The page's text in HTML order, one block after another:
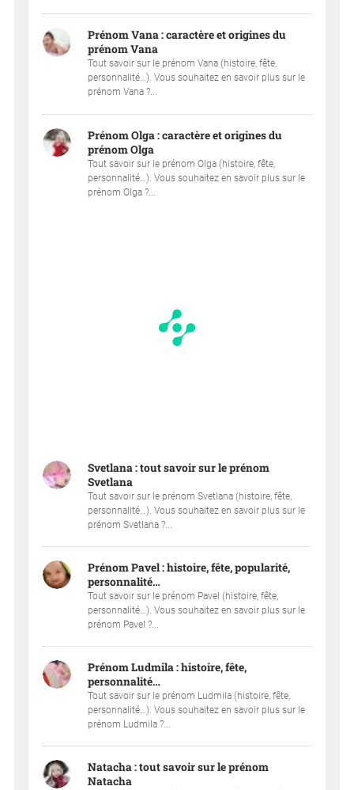
Prénom Vana : caractère et origines du
prénom Vana
Tout savoir sur le prénom Vana (histoire, fête,
personnalité…). Vous souhaitez en savoir plus sur le
prénom Vana ?...
Prénom Olga : caractère et origines du
prénom Olga
Tout savoir sur le prénom Olga (histoire, fête,
personnalité…). Vous souhaitez en savoir plus sur le
prénom Olga ?...
Svetlana : tout savoir sur le prénom
Svetlana
Tout savoir sur le prénom Svetlana (histoire, fête,
personnalité…). Vous souhaitez en savoir plus sur le
prénom Svetlana ?...
Prénom Pavel : histoire, fête, popularité,
personnalité…
Tout savoir sur le prénom Pavel (histoire, fête,
personnalité…). Vous souhaitez en savoir plus sur le
prénom Pavel ?...
Prénom Ludmila : histoire, fête,
personnalité…
Tout savoir sur le prénom Ludmila (histoire, fête,
personnalité…). Vous souhaitez en savoir plus sur le
prénom Ludmila ?...
Natacha : tout savoir sur le prénom
Natacha